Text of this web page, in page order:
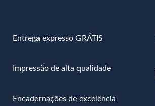
Entrega expresso GRÁTIS
Impressão de alta qualidade
Encadernações de excelência